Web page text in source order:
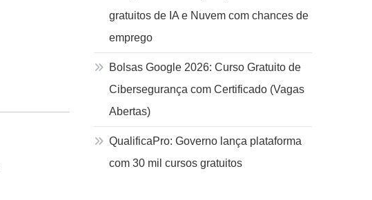
gratuitos de IA e Nuvem com chances de
emprego
Bolsas Google 2026: Curso Gratuito de
Cibersegurança com Certificado (Vagas
Abertas)
QualificaPro: Governo lança plataforma
com 30 mil cursos gratuitos